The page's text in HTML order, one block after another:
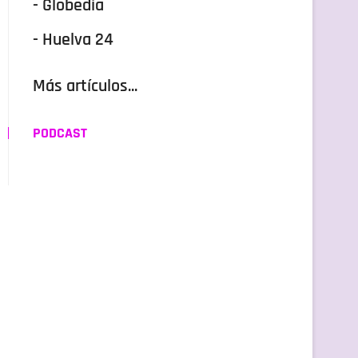
- Globedia
- Huelva 24
Más artículos...
PODCAST